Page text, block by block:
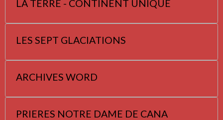
LA TERRE - CONTINENT UNIQUE
LES SEPT GLACIATIONS
ARCHIVES WORD
PRIERES NOTRE DAME DE CANA